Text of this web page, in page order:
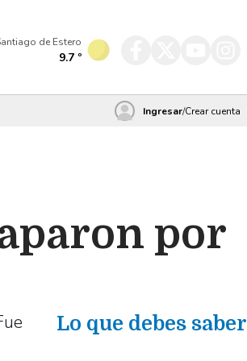
de Estero
9.7 º
Ingresar/Crear cuenta
por
Lo que debes saber